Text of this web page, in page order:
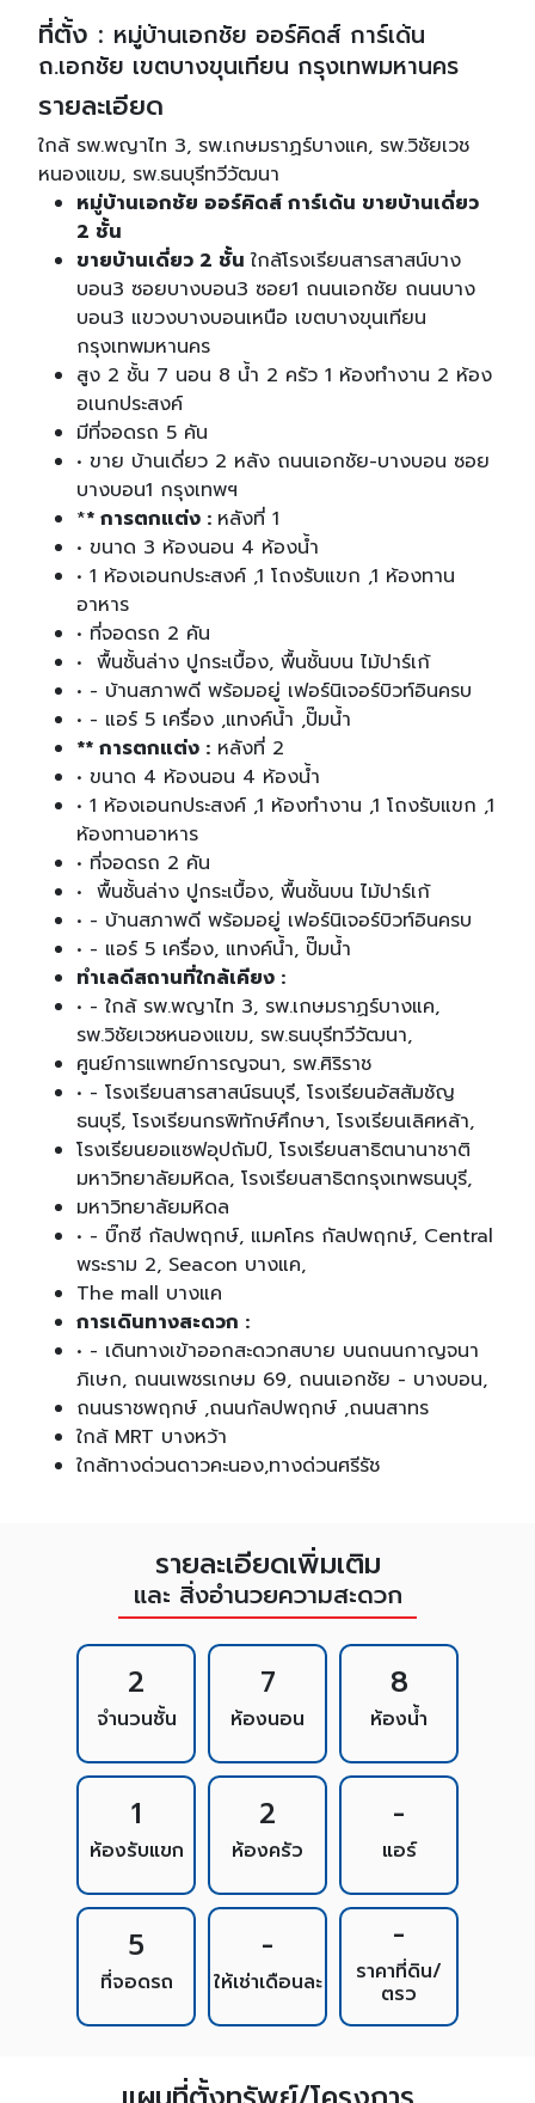
ที่ตั้ง : หมู่บ้านเอกชัย ออร์คิดส์ การ์เด้น
ถ.เอกชัย เขตบางขุนเทียน กรุงเทพมหานคร
รายละเอียด
ใกล้ รพ.พญาไท 3, รพ.เกษมราฏร์บางแค, รพ.วิชัยเวช
หนองแขม, รพ.ธนบุรีทวีวัฒนา
หมู่บ้านเอกชัย ออร์คิดส์ การ์เด้น ขายบ้านเดี่ยว
2 ชั้น
ขายบ้านเดี่ยว 2 ชั้นใกล้โรงเรียนสารสาสน์บาง
บอน3 ซอยบางบอน3 ซอย1 ถนนเอกชัย ถนนบาง
บอน3 แขวงบางบอนเหนือ เขตบางขุนเทียน
กรุงเทพมหานคร
สูง 2 ชั้น 7 นอน 8 น้ำ 2 ครัว 1 ห้องทำงาน 2 ห้อง
อเนกประสงค์
มีที่จอดรถ 5 คัน
• ขาย บ้านเดี่ยว 2 หลัง ถนนเอกชัย-บางบอน ซอย
บางบอน1 กรุงเทพฯ
** การตกแต่ง : หลังที่ 1
• ขนาด 3 ห้องนอน 4 ห้องน้ำ
• 1 ห้องเอนกประสงค์ ,1 โถงรับแขก ,1 ห้องทาน
อาหาร
• ที่จอดรถ 2 คัน
• พื้นชั้นล่าง ปูกระเบื้อง, พื้นชั้นบน ไม้ปาร์เก้
• - บ้านสภาพดี พร้อมอยู่ เฟอร์นิเจอร์บิวท์อินครบ
• - แอร์ 5 เครื่อง ,แทงค์น้ำ ,ปั๊มน้ำ
** การตกแต่ง : หลังที่ 2
• ขนาด 4 ห้องนอน 4 ห้องน้ำ
• 1 ห้องเอนกประสงค์ ,1 ห้องทำงาน ,1 โถงรับแขก ,1
ห้องทานอาหาร
• ที่จอดรถ 2 คัน
• พื้นชั้นล่าง ปูกระเบื้อง, พื้นชั้นบน ไม้ปาร์เก้
• - บ้านสภาพดี พร้อมอยู่ เฟอร์นิเจอร์บิวท์อินครบ
• - แอร์ 5 เครื่อง, แทงค์น้ำ, ปั๊มน้ำ
ทำเลดีสถานที่ใกล้เคียง :
• - ใกล้ รพ.พญาไท 3, รพ.เกษมราฏร์บางแค,
รพ.วิชัยเวชหนองแขม, รพ.ธนบุรีทวีวัฒนา,
ศูนย์การแพทย์การญจนา, รพ.ศิริราช
• - โรงเรียนสารสาสน์ธนบุรี, โรงเรียนอัสสัมชัญ
ธนบุรี, โรงเรียนกรพิทักษ์ศึกษา, โรงเรียนเลิศหล้า,
โรงเรียนยอแซฟอุปถัมป์, โรงเรียนสาธิตนานาชาติ
มหาวิทยาลัยมหิดล, โรงเรียนสาธิตกรุงเทพธนบุรี,
มหาวิทยาลัยมหิดล
• - บิ๊กซี กัลปพฤกษ์, แมคโคร กัลปพฤกษ์, Central
พระราม 2, Seacon บางแค,
The mall บางแค
การเดินทางสะดวก :
• - เดินทางเข้าออกสะดวกสบาย บนถนนกาญจนา
ภิเษก, ถนนเพชรเกษม 69, ถนนเอกชัย - บางบอน,
ถนนราชพฤกษ์ ,ถนนกัลปพฤกษ์ ,ถนนสาทร
ใกล้ MRT บางหว้า
ใกล้ทางด่วนดาวคะนอง,ทางด่วนศรีรัช
รายละเอียดเพิ่มเติม
และ สิ่งอำนวยความสะดวก
2
จำนวนชั้น
7
ห้องนอน
8
ห้องน้ำ
1
ห้องรับแขก
2
ห้องครัว
-
แอร์
5
ที่จอดรถ
-
ให้เช่าเดือนละ
-
ราคาที่ดิน/
ตรว